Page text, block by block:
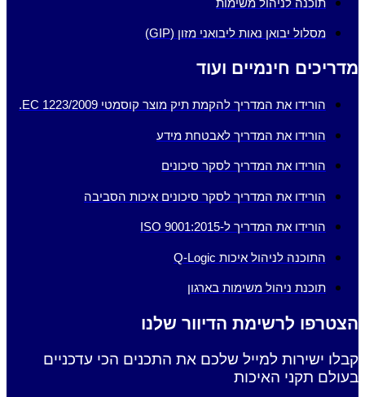
מסלול יבואן נאות ליבואני מזון (GIP)
מדריכים חינמיים ועוד
הורידו את המדריך להקמת תיק מוצר קוסמטי EC 1223/2009.
הורידו את המדריך לאבטחת מידע
הורידו את המדריך לסקר סיכונים
הורידו את המדריך לסקר סיכונים איכות הסביבה
הורידו את המדריך ל-ISO 9001:2015
התוכנה לניהול איכות Q-Logic
תוכנת ניהול משימות בארגון
הצטרפו לרשימת הדיוור שלנו
קבלו ישירות למייל שלכם את התכנים הכי עדכניים
בעולם תקני האיכות